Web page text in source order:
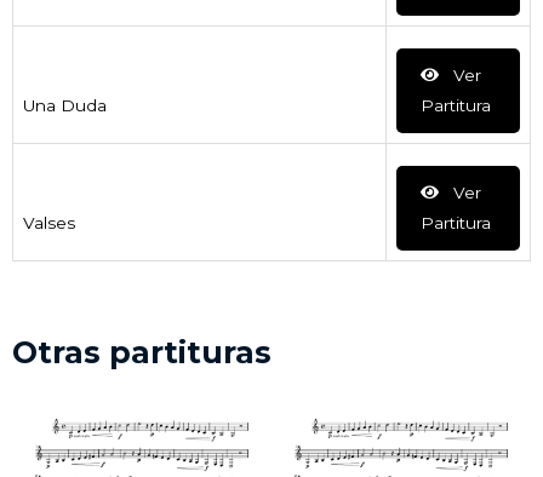
Una Duda
Ver
Partitura
Valses
Ver
Partitura
Otras partituras